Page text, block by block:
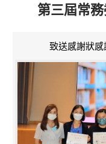
第三屆常
致送感謝狀